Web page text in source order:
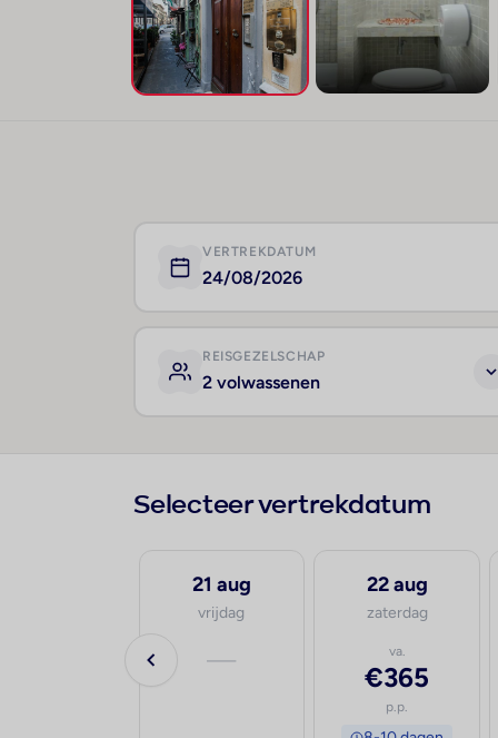
VERTREKDATUM
24/08/2026
REISGEZELSCHAP
2 volwassenen
Selecteer vertrekdatum
21 aug
vrijdag
—
22 aug
zaterdag
va.
€365
p.p.